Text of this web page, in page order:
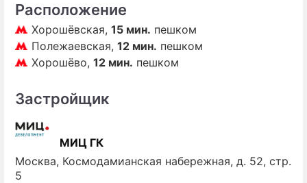
СЕРИАЛЫ
Расположение
Хорошёвская, 15 мин. пешком
Полежаевская, 12 мин. пешком
Хорошёво, 12 мин. пешком
Застройщик
МИЦ ГК
Москва, Космодамианская набережная, д. 52, стр.
5